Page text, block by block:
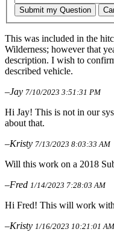
Submit my Question
This was included in the
Wilderness; however that
description. I wish to
described vehicle.
–Jay 7/10/2023 3:51:31 PM
Hi Jay! This is not in our
about that.
–Kristy 7/13/2023 8:03:33 AM
Will this work on a 2018
–Fred 1/14/2023 7:28:03 AM
Hi Fred! This will work
–Kristy 1/16/2023 10:21:01 AM